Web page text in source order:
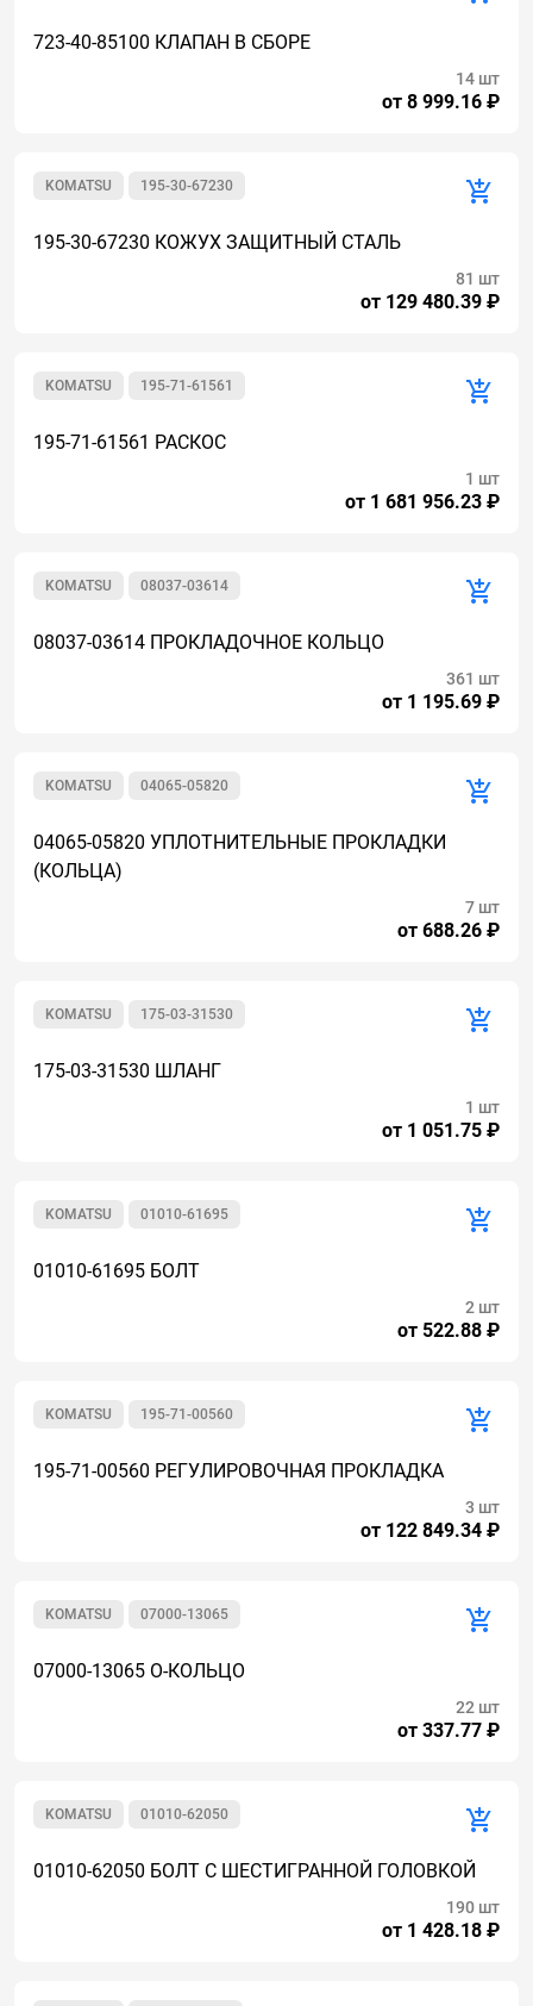
723-40-85100 КЛАПАН В СБОРЕ
от 8 999.16 ₽
14 шт
195-30-67230
KOMATSU
195-30-67230 КОЖУХ ЗАЩИТНЫЙ СТАЛЬ
от 129 480.39 ₽
81 шт
195-71-61561
KOMATSU
195-71-61561 РАСКОС
от 1 681 956.23 ₽
1 шт
08037-03614
KOMATSU
08037-03614 ПРОКЛАДОЧНОЕ КОЛЬЦО
от 1 195.69 ₽
361 шт
04065-05820
KOMATSU
04065-05820 УПЛОТНИТЕЛЬНЫЕ ПРОКЛАДКИ
(КОЛЬЦА)
от 688.26 ₽
7 шт
175-03-31530
KOMATSU
175-03-31530 ШЛАНГ
от 1 051.75 ₽
1 шт
01010-61695
KOMATSU
01010-61695 БОЛТ
от 522.88 ₽
2 шт
195-71-00560
KOMATSU
195-71-00560 РЕГУЛИРОВОЧНАЯ ПРОКЛАДКА
от 122 849.34 ₽
3 шт
07000-13065
KOMATSU
07000-13065 О-КОЛЬЦО
от 337.77 ₽
22 шт
01010-62050
KOMATSU
01010-62050 БОЛТ С ШЕСТИГРАННОЙ ГОЛОВКОЙ
от 1 428.18 ₽
190 шт